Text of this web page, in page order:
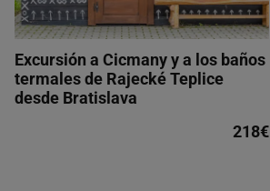
Excursión a Cicmany y a los baños
termales de Rajecké Teplice
desde Bratislava
218€